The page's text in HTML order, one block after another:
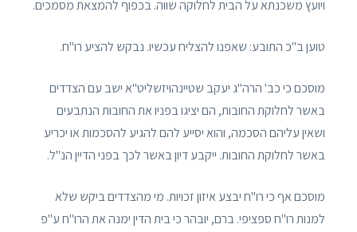
ויועץ משכנתא על הבית לחלוקה שווה. בכפוף להמצאת מסמכים.
טוען ב"כ התובע: שאפנו להצליח עכשיו. נבקש להציע רו"ח.
מוסכם כי כב' הרה"ג יעקב שטיינהויזשליט"א ישב עם הצדדים
באשר לחלוקת החובות, הם יציגו בפניו את החובות הנתבעים
ושאין עליהם הסכמה, והוא יסייע להם להגיע להסכמות או יכריע
באשר לחלוקת החובות. ייקבע דיון באשר לכך בפני הדיין הנ"ל.
מוסכם אף כי רו"ח יבצע איזון זכויות. מי מהצדדים ביקש שלא
למנות רו"ח ספציפי. ברם, יובהר כי בית הדין ימנה את הרו"ח ע"פ